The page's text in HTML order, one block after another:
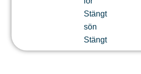
Stängt
sön
Stängt